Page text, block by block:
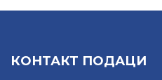
КОНТАКТ ПОДАЦИ